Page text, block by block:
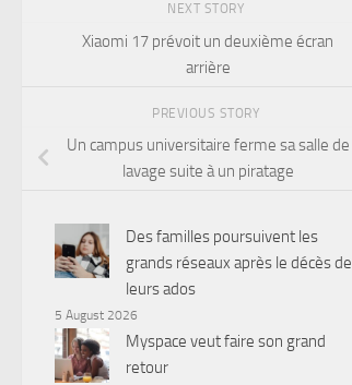
NEXT STORY
Xiaomi 17 prévoit un deuxième écran
arrière
PREVIOUS STORY
Un campus universitaire ferme sa salle de
lavage suite à un piratage
Des familles poursuivent les
grands réseaux après le décès de
leurs ados
5 August 2026
Myspace veut faire son grand
retour